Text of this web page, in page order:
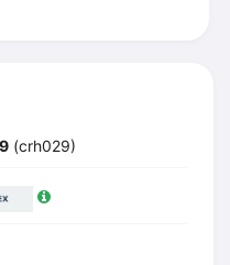
(crh029)